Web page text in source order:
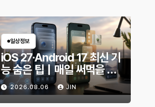
일상정보
iOS 27·Android 17 최신 기
능 숨은 팁｜매일 써먹을 만
한 기능만 골랐다
2026.08.06 JIN